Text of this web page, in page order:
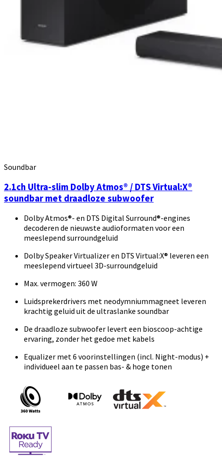
Soundbar
2.1ch Ultra-slim Dolby Atmos® / DTS Virtual:X®
soundbar met draadloze subwoofer
Dolby Atmos®- en DTS Digital Surround®-engines
decoderen de nieuwste audioformaten voor een
meeslepend surroundgeluid
Dolby Speaker Virtualizer en DTS Virtual:X® leveren een
meeslepend virtueel 3D-surroundgeluid
Max. vermogen: 360 W
Luidsprekerdrivers met neodymniummagneet leveren
krachtig geluid uit de ultraslanke soundbar
De draadloze subwoofer levert een bioscoop-achtige
ervaring, zonder het gedoe met kabels
Equalizer met 6 voorinstellingen (incl. Night-modus) +
individueel aan te passen bas- & hoge tonen